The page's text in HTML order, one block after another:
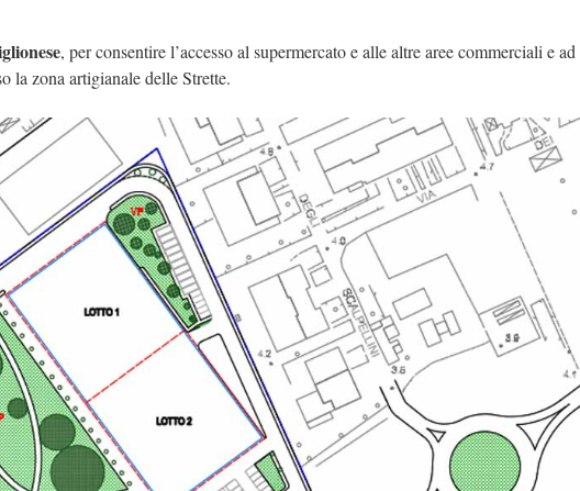
, per consentire l’accesso al supermercato e alle altre aree commerciali e ad
la zona artigianale delle Strette.